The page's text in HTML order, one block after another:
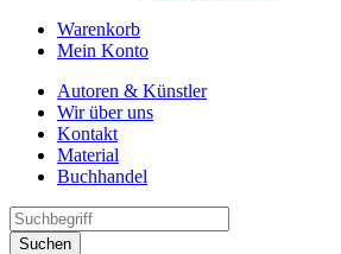
Warenkorb
Mein Konto
Autoren & Künstler
Wir über uns
Kontakt
Material
Buchhandel
Suchen